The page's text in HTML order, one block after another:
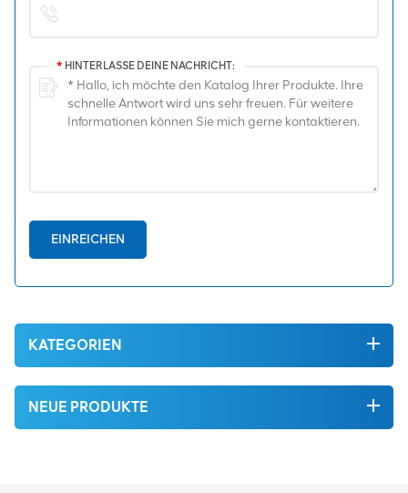
* HINTERLASSE DEINE NACHRICHT:
EINREICHEN
KATEGORIEN
NEUE PRODUKTE